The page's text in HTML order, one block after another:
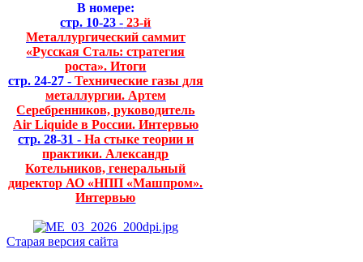
В номере:
стр. 10-23 - 23-й
Металлургический саммит
«Русская Сталь: стратегия
роста». Итоги
стр. 24-27 - Технические газы для
металлургии. Артем
Серебренников, руководитель
Air Liquide в России. Интервью
стр. 28-31 - На стыке теории и
практики. Александр
Котельников, генеральный
директор АО «НПП «Машпром».
Интервью
Старая версия сайта